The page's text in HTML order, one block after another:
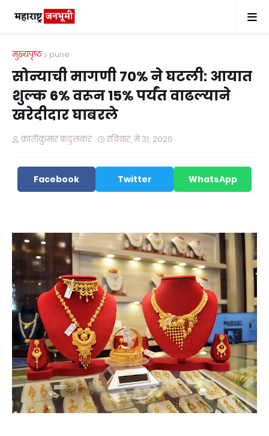
मुख्यपृष्ठ pune
सोन्याची मागणी 70% ने घटली: आयात
शुल्क 6% वरून 15% पर्यंत वाढल्याने
खरेदीदार घाबरले
क्रांतीकुमार कडुलकर रविवार, मे ३१, २०२६
Facebook Twitter WhatsApp